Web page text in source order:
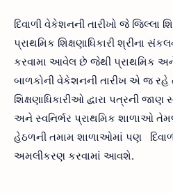
દિવાળી વેકેશનની તારીખો જે જિલ્લા
પ્રાથમિક શિક્ષણાધિકારી શ્રીના
કરવામા આવેલ છે જેથી પ્રાથમિક અને
બાળકોની વેકેશનની તારીખ એ જ રહે
શિક્ષણાધિકારીઓ દ્વારા પત્રની
અને સ્વનિર્ભર પ્રાથમિક શાળાઓ
હેઠળની તમામ શાળાઓમાં પણ
અમલીકરણ કરવામાં આવશે.